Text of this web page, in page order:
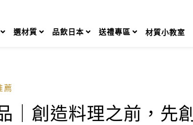
選材質 品飲日本 送禮專區 材質小教室
薦
｜創造料理之前，先